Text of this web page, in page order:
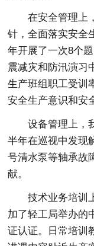
在安全管理上，
针，全面落实安全
年开展了一次8个
震减灾和防汛演习
生产班组职工受训
安全生产意识和安
设备管理上，我
半年在巡视中发现
号清水泵等轴承故
献。
技术业务培训上
加了轻工局举办的
证认证。日常培训